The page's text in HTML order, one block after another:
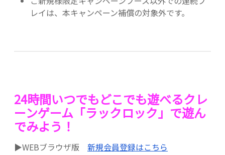
レイは、本キャンペーン補償の対象外です。
24時間いつでもどこでも遊べるクレ
ーンゲーム「ラックロック」で遊ん
でみよう！
▶WEBブラウザ版 新規会員登録はこちら